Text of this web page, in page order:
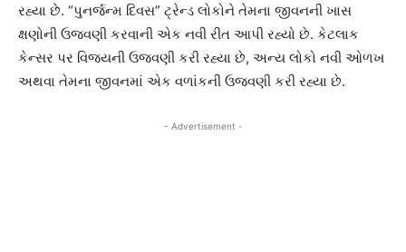
રહ્યા છે. “પુનર્જન્મ દિવસ” ટ્રેન્ડ લોકોને તેમના જીવનની ખાસ
ક્ષણોની ઉજવણી કરવાની એક નવી રીત આપી રહ્યો છે. કેટલાક
કેન્સર પર વિજયની ઉજવણી કરી રહ્યા છે, અન્ય લોકો નવી ઓળખ
અથવા તેમના જીવનમાં એક વળાંકની ઉજવણી કરી રહ્યા છે.
- Advertisement -